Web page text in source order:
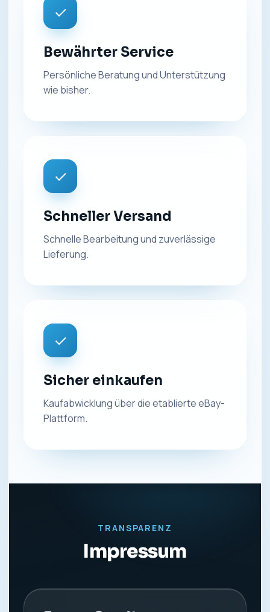
✓
Bewährter Service
Persönliche Beratung und Unterstützung
wie bisher.
✓
Schneller Versand
Schnelle Bearbeitung und zuverlässige
Lieferung.
✓
Sicher einkaufen
Kaufabwicklung über die etablierte eBay-
Plattform.
TRANSPARENZ
Impressum